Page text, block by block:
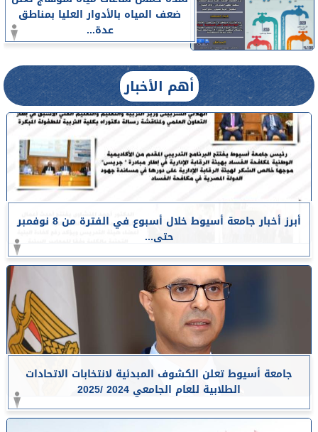
ضعف المياه بالأدوار العليا بمناطق
عدة...
أهم الأخبار
أبرز أخبار جامعة أسيوط خلال أسبوع في الفترة من 8 نوفمبر
حتى...
جامعة أسيوط تعلن الكشوف المبدئية لانتخابات الاتحادات
الطلابية للعام الجامعي 2024 /2025